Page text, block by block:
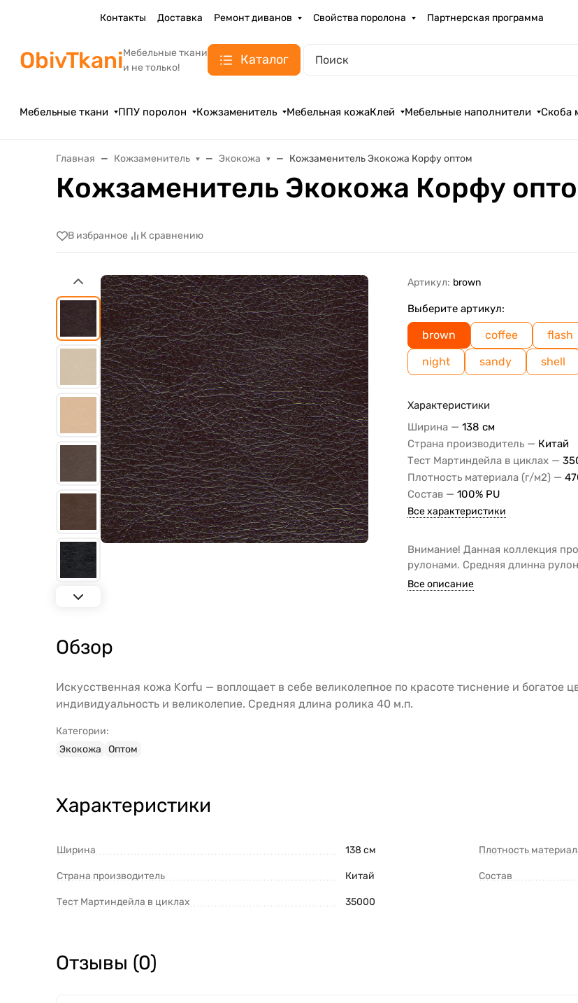
Контакты Доставка Ремонт диванов Свойства поролона Партнерская программа
ObivTkaniМебельные ткани
и не только!
Каталог
Мебельные ткани ППУ поролон Кожзаменитель Мебельная кожаКлей Мебельные наполнители Скоба
Главная Кожзаменитель Экокожа Кожзаменитель Экокожа Корфу оптом
Кожзаменитель Экокожа Корфу
В избранное К сравнению
Артикул: brown
Выберите артикул:
brown coffee flash
night
sandy shell
Характеристики
Ширина — 138 см
Страна производитель — Китай
Тест Мартиндейла в циклах —
Плотность материала (г/м2) —
Состав — 100% PU
Все характеристики
Внимание! Данная коллекция
рулонами. Средняя длинна
Все описание
Обзор
Искусственная кожа Korfu — воплощает в себе великолепное по красоте тиснение и
индивидуальность и великолепие. Средняя длина ролика 40 м.п.
Категории:
Экокожа
Оптом
Характеристики
Ширина 138 см
Страна производитель Китай
Тест Мартиндейла в циклах 35000
Плотность
Состав
Отзывы (0)